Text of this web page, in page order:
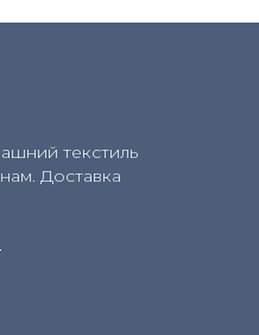
текстиль
Доставка